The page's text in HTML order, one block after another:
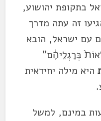
בתקופת יהושוע,
זה עתה מדרך
עם ישראל, הובא
בְּרַגְלֵיהֶ֔ם"
היא מילה יחידאית
במינם, למשל